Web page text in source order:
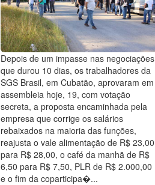
Depois de um impasse nas negociações
que durou 10 dias, os trabalhadores da
SGS Brasil, em Cubatão, aprovaram em
assembleia hoje, 19, com votação
secreta, a proposta encaminhada pela
empresa que corrige os salários
rebaixados na maioria das funções,
reajusta o vale alimentação de R$ 23,00
para R$ 28,00, o café da manhã de R$
6,50 para R$ 7,50, PLR de R$ 2.000,00
e o fim da coparticipa�...